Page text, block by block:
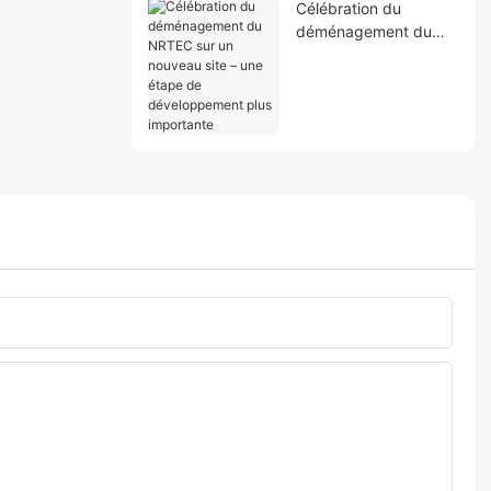
Célébration du
déménagement du